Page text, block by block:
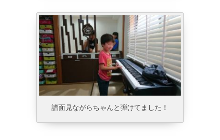
譜面見ながらちゃんと弾けてました！